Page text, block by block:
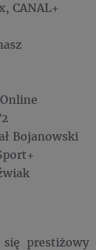
CANAL+
Bojanowski
prestiżowy